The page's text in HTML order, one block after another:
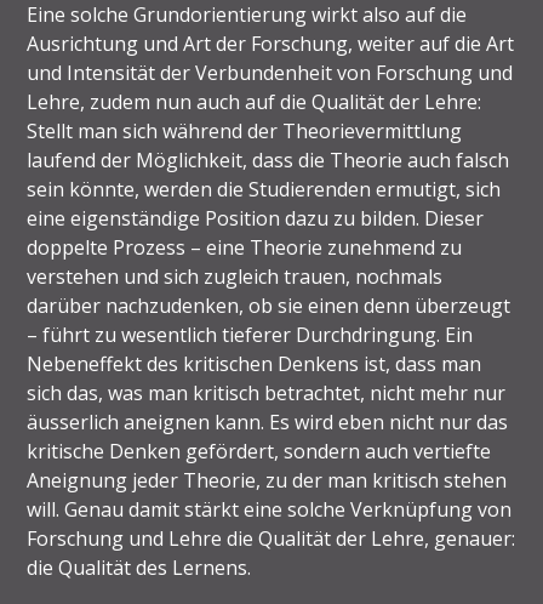
Eine solche Grundorientierung wirkt also auf die
Ausrichtung und Art der Forschung, weiter auf die Art
und Intensität der Verbundenheit von Forschung und
Lehre, zudem nun auch auf die Qualität der Lehre:
Stellt man sich während der Theorievermittlung
laufend der Möglichkeit, dass die Theorie auch falsch
sein könnte, werden die Studierenden ermutigt, sich
eine eigenständige Position dazu zu bilden. Dieser
doppelte Prozess – eine Theorie zunehmend zu
verstehen und sich zugleich trauen, nochmals
darüber nachzudenken, ob sie einen denn überzeugt
– führt zu wesentlich tieferer Durchdringung. Ein
Nebeneffekt des kritischen Denkens ist, dass man
sich das, was man kritisch betrachtet, nicht mehr nur
äusserlich aneignen kann. Es wird eben nicht nur das
kritische Denken gefördert, sondern auch vertiefte
Aneignung jeder Theorie, zu der man kritisch stehen
will. Genau damit stärkt eine solche Verknüpfung von
Forschung und Lehre die Qualität der Lehre, genauer:
die Qualität des Lernens.